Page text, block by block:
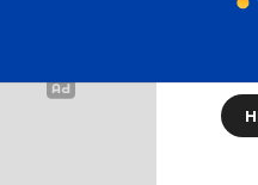
Jatim Bebaskan Pajak